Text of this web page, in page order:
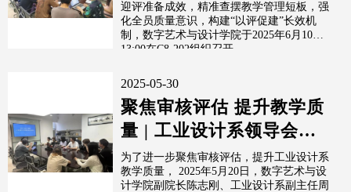
迎评准备成效，精准查摆教学管理短板，强
化全员质量意识，构建“以评促建”长效机
制，数字艺术与设计学院于2025年6月10日
13:00在C8-202组织召开...
2025-05-30
聚焦审核评估 提升教学质
量 | 工业设计系领导会诊
活动-大三专场
为了进一步聚焦审核评估，提升工业设计系
教学质量， 2025年5月20日，数字艺术与设
计学院副院长陈志刚、工业设计系副主任周